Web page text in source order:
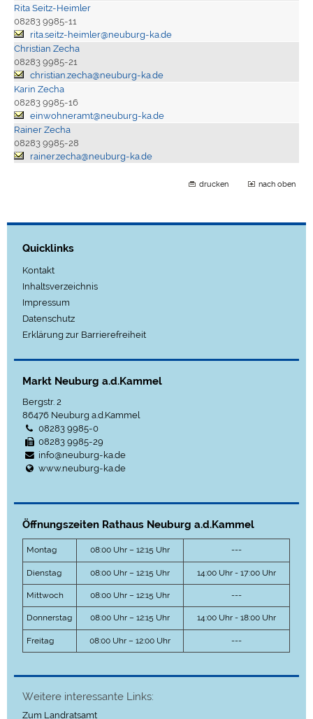
Rita Seitz-Heimler
08283 9985-11
rita.seitz-heimler@neuburg-ka.de
Christian Zecha
08283 9985-21
christian.zecha@neuburg-ka.de
Karin Zecha
08283 9985-16
einwohneramt@neuburg-ka.de
Rainer Zecha
08283 9985-28
rainer.zecha@neuburg-ka.de
drucken nach oben
Quicklinks
Kontakt
Inhaltsverzeichnis
Impressum
Datenschutz
Erklärung zur Barrierefreiheit
Markt Neuburg a.d.Kammel
Bergstr. 2
86476 Neuburg a.d.Kammel
08283 9985-0
08283 9985-29
info@neuburg-ka.de
www.neuburg-ka.de
Öffnungszeiten Rathaus Neuburg a.d.Kammel
Montag 08:00 Uhr – 12:15 Uhr ---
Dienstag 08:00 Uhr – 12:15 Uhr 14:00 Uhr - 17:00 Uhr
Mittwoch 08:00 Uhr – 12:15 Uhr ---
Donnerstag 08:00 Uhr – 12:15 Uhr 14:00 Uhr - 18:00 Uhr
Freitag 08:00 Uhr – 12:00 Uhr ---
Weitere interessante Links:
Zum Landratsamt